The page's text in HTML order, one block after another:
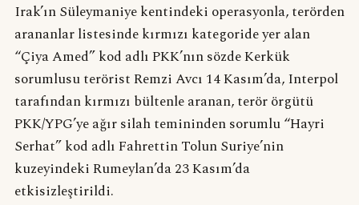
Irak’ın Süleymaniye kentindeki operasyonla, terörden
arananlar listesinde kırmızı kategoride yer alan
“Çiya Amed” kod adlı PKK’nın sözde Kerkük
sorumlusu terörist Remzi Avcı 14 Kasım’da, Interpol
tarafından kırmızı bültenle aranan, terör örgütü
PKK/YPG’ye ağır silah temininden sorumlu “Hayri
Serhat” kod adlı Fahrettin Tolun Suriye’nin
kuzeyindeki Rumeylan’da 23 Kasım’da
etkisizleştirildi.